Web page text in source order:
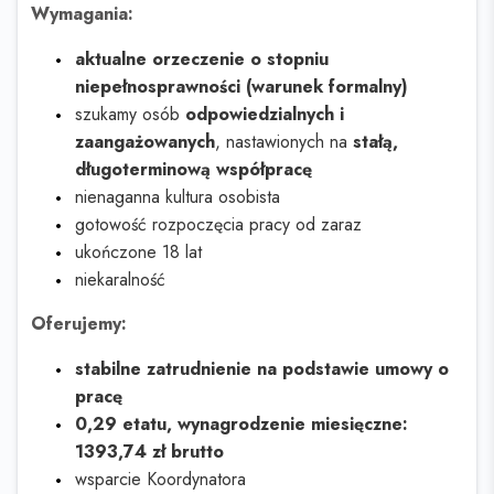
Wymagania:
aktualne orzeczenie o stopniu
niepełnosprawności (warunek formalny)
szukamy osób odpowiedzialnych i
zaangażowanych, nastawionych na stałą,
długoterminową współpracę
nienaganna kultura osobista
gotowość rozpoczęcia pracy od zaraz
ukończone 18 lat
niekaralność
Oferujemy:
stabilne zatrudnienie na podstawie umowy o
pracę
0,29 etatu, wynagrodzenie miesięczne:
1393,74 zł brutto
wsparcie Koordynatora